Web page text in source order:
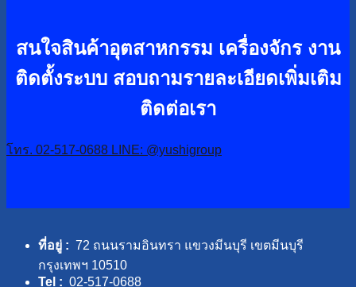
สนใจสินค้าอุตสาหกรรม เครื่องจักร งาน
ติดตั้งระบบ สอบถามรายละเอียดเพิ่มเติม
ติดต่อเรา
โทร. 02-517-0688 LINE: @yushigroup
ที่อยู่ : 72 ถนนรามอินทรา แขวงมีนบุรี เขตมีนบุรี
กรุงเทพฯ 10510
Tel : 02-517-0688